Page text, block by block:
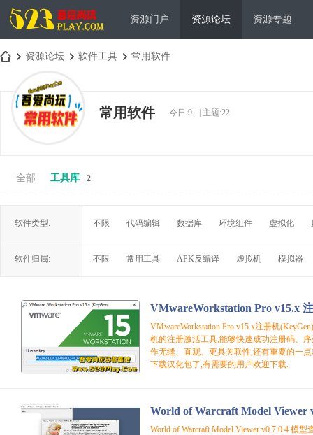
资源门户 资源论坛 资源专题
资源论坛
›
软件工具
›
常用软件
常用软件 今日:9 主题:22
全部 工具库 2
软件类型: 不限 代码编辑 数据库 环境组件 虚拟化
软件归属: 不限 常用工具 APK反编译 虚拟机 模拟器
VMwareWorkstation Pro v15.x注册机
机的注册激活工具,能够快速成功注册码、
作无缝、直观、更具关联性,还有重要的一
下载汉化包了,有需要的用户欢迎下载.
World of Warcraft Model Viewer v0.7.0.4 模